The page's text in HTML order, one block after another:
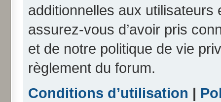
additionnelles aux
assurez-vous d’avoir pris
et de notre politique de vie
règlement du forum.
Conditions d’utilisation |